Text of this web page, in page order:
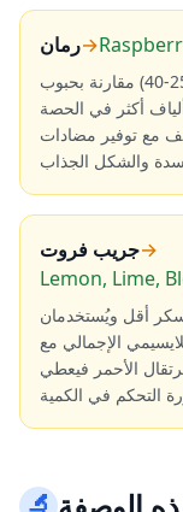
رمان→
التوت بأنواعه له مؤشر جلايسيمي منخفض (25-40) مقارنة بحبوب
على ألياف أكثر في الحصة
مع توفير مضادات
جريب فروت→
Lemon, Lime,
سكر أقل ويُستخدمان
الإجمالي مع
الأحمر فيعطي